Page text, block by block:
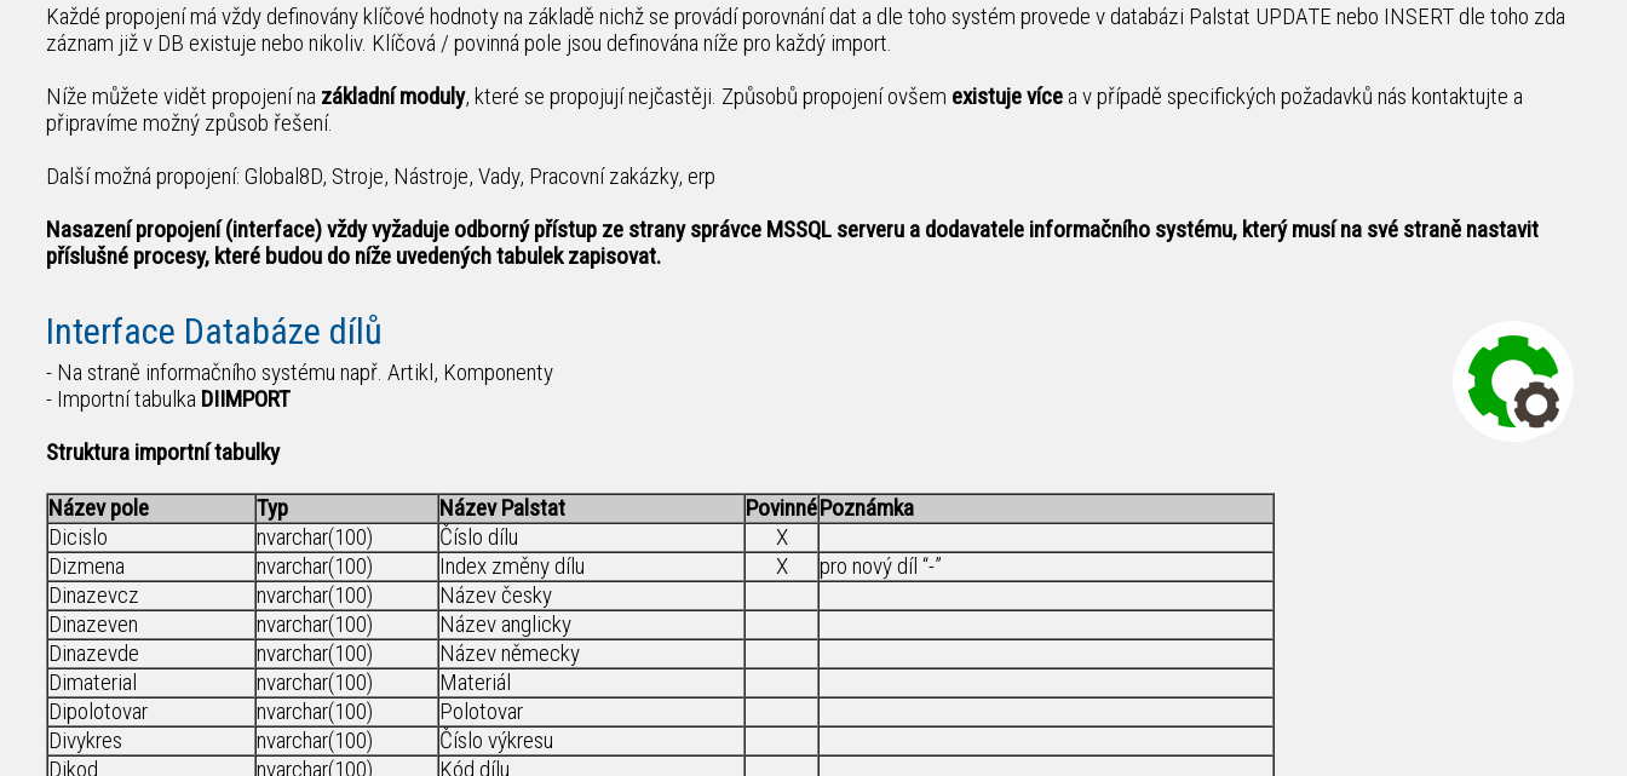
Každé propojení má vždy definovány klíčové hodnoty na základě nichž se provádí porovnání dat a dle toho systém provede v databázi Palstat UPDATE nebo INSERT dle toho zda
záznam již v DB existuje nebo nikoliv. Klíčová / povinná pole jsou definována níže pro každý import.
Níže můžete vidět propojení na základní moduly, které se propojují nejčastěji. Způsobů propojení ovšem existuje více a v případě specifických požadavků nás kontaktujte a
připravíme možný způsob řešení.
Další možná propojení: Global8D, Stroje, Nástroje, Vady, Pracovní zakázky, erp
Nasazení propojení (interface) vždy vyžaduje odborný přístup ze strany správce MSSQL serveru a dodavatele informačního systému, který musí na své straně nastavit
příslušné procesy, které budou do níže uvedených tabulek zapisovat.
Interface Databáze dílů
- Na straně informačního systému např. Artikl, Komponenty
- Importní tabulka DIIMPORT
Struktura importní tabulky
Název pole
Typ Název Palstat PovinnéPoznámka
Dicislo
nvarchar(100) Číslo dílu
X
Dizmena
nvarchar(100) Index změny dílu X
pro nový díl “-”
Dinazevcz
nvarchar(100)
Název česky
Dinazeven
nvarchar(100)
Název anglicky
Dinazevde
nvarchar(100)
Název německy
Dimaterial
nvarchar(100)
Materiál
Dipolotovar
nvarchar(100)
Polotovar
Divykres
nvarchar(100)
Číslo výkresu
Dikod
nvarchar(100)
Kód dílu